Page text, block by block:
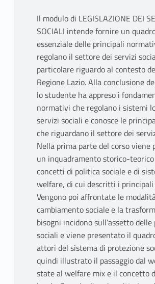
Il modulo di LEGISLAZIONE DEI
SOCIALI intende fornire un
essenziale delle principali
regolano il settore dei servizi
particolare riguardo al contesto
Regione Lazio. Alla conclusione
lo studente ha appreso i
normativi che regolano i sistemi
servizi sociali e conosce le
che riguardano il settore dei
Nella prima parte del corso viene
un inquadramento storico-
concetti di politica sociale e di
welfare, di cui descritti i
Vengono poi affrontate le
cambiamento sociale e la
bisogni incidono sull’assetto
sociali e viene presentato il
attori del sistema di protezione
quindi illustrato il passaggio dal
state al welfare mix e il concetto